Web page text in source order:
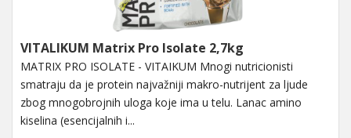
VITALIKUM Matrix Pro Isolate 2,7kg
MATRIX PRO ISOLATE - VITAIKUM Mnogi nutricionisti
smatraju da je protein najvažniji makro-nutrijent za ljude
zbog mnogobrojnih uloga koje ima u telu. Lanac amino
kiselina (esencijalnih i...